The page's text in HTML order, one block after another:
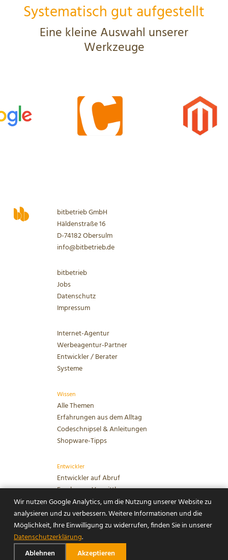
Systematisch gut aufgestellt
Eine kleine Auswahl unserer
Werkzeuge
bitbetrieb GmbH
Häldenstraße 16
D-74182 Obersulm
info@bitbetrieb.de
bitbetrieb
Jobs
Datenschutz
Impressum
Internet-Agentur
Werbeagentur-Partner
Entwickler / Berater
Systeme
Wissen
Alle Themen
Erfahrungen aus dem Alltag
Codeschnipsel & Anleitungen
Shopware-Tipps
Entwickler
Entwickler auf Abruf
Freelancer-Vermittlung
Nearshoring Teams
PHP-Entwicklung
Häldenstraße 16
74182 Obersulm
postfach@bitbetrieb.de
Wir nutzen Google Analytics, um die Nutzung unserer Website zu
analysieren und zu verbessern. Weitere Informationen und die
Möglichkeit, Ihre Einwilligung zu widerrufen, finden Sie in unserer
Datenschutzerklärung.
Ablehnen
Akzeptieren